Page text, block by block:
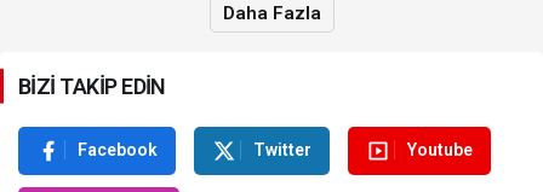
Daha Fazla
BİZİ TAKİP EDİN
Facebook Twitter Youtube